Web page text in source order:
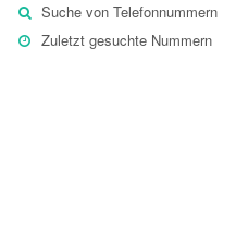
Suche von Telefonnummern
Zuletzt gesuchte Nummern